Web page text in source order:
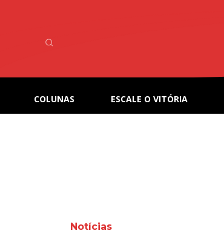
COLUNAS ESCALE O VITÓRIA
Notícias